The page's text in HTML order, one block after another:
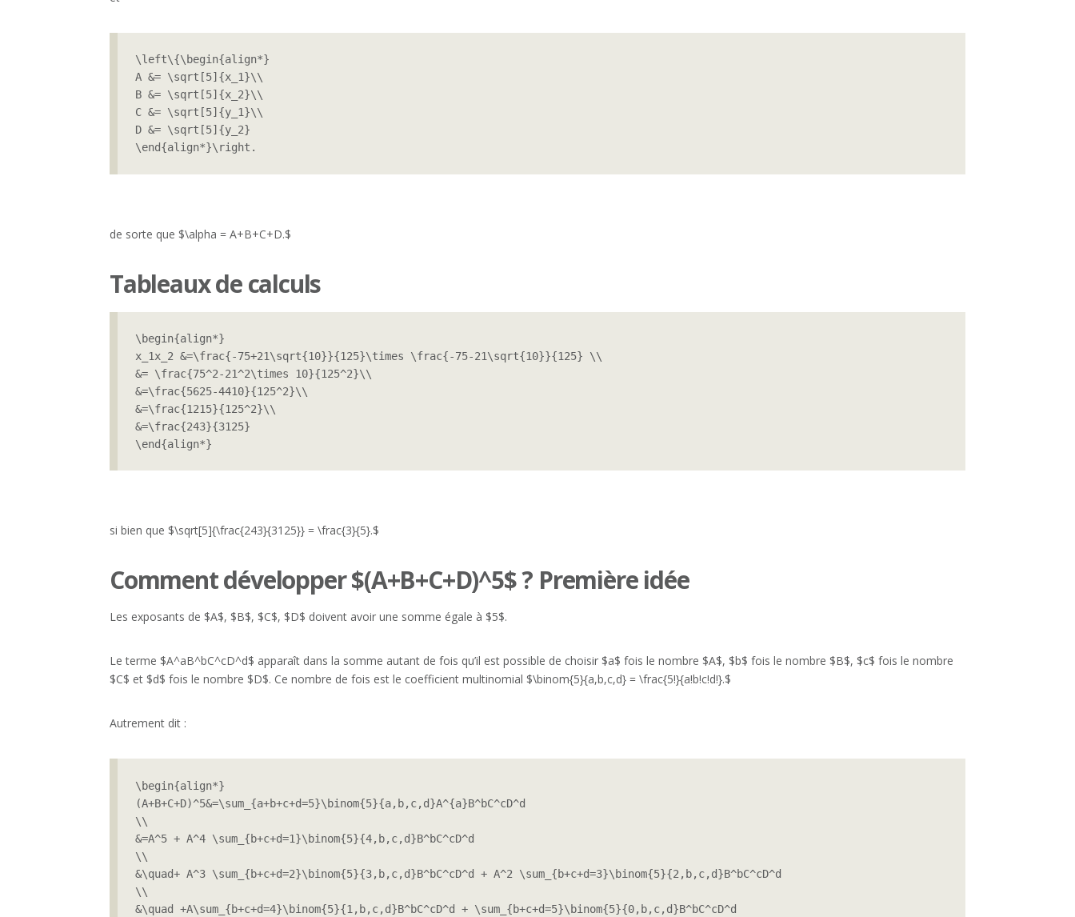
\left\{\begin{align*}
A &= \sqrt[5]{x_1}\\
B &= \sqrt[5]{x_2}\\
C &= \sqrt[5]{y_1}\\
D &= \sqrt[5]{y_2}
\end{align*}\right.
de sorte que $\alpha = A+B+C+D.$
Tableaux de calculs
\begin{align*}
x_1x_2 &=\frac{-75+21\sqrt{10}}{125}\times \frac{-75-21\sqrt{10}}{125} \\
&= \frac{75^2-21^2\times 10}{125^2}\\
&=\frac{5625-4410}{125^2}\\
&=\frac{1215}{125^2}\\
&=\frac{243}{3125}
\end{align*}
si bien que $\sqrt[5]{\frac{243}{3125}} = \frac{3}{5}.$
Comment développer $(A+B+C+D)^5$ ? Première idée
Les exposants de $A$, $B$, $C$, $D$ doivent avoir une somme égale à $5$.
Le terme $A^aB^bC^cD^d$ apparaît dans la somme autant de fois qu’il est possible de choisir $a$ fois le nombre $A$, $b$ fois le nombre $B$, $c$ fois le nombre
$C$ et $d$ fois le nombre $D$. Ce nombre de fois est le coefficient multinomial $\binom{5}{a,b,c,d} = \frac{5!}{a!b!c!d!}.$
Autrement dit :
\begin{align*}
(A+B+C+D)^5&=\sum_{a+b+c+d=5}\binom{5}{a,b,c,d}A^{a}B^bC^cD^d
\\
&=A^5 + A^4 \sum_{b+c+d=1}\binom{5}{4,b,c,d}B^bC^cD^d
\\
&\quad+ A^3 \sum_{b+c+d=2}\binom{5}{3,b,c,d}B^bC^cD^d + A^2 \sum_{b+c+d=3}\binom{5}{2,b,c,d}B^bC^cD^d
\\
&\quad +A\sum_{b+c+d=4}\binom{5}{1,b,c,d}B^bC^cD^d + \sum_{b+c+d=5}\binom{5}{0,b,c,d}B^bC^cD^d